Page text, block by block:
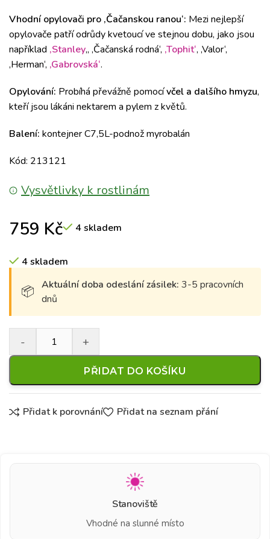
Vhodní opylovači pro ‚Čačanskou ranou‘: Mezi nejlepší
opylovače patří odrůdy kvetoucí ve stejnou dobu, jako jsou
například ‚Stanley‚, ‚Čačanská rodná‘, ‚Tophit‘, ‚Valor‘,
‚Herman‘, ‚Gabrovská‘.
Opylování: Probíhá převážně pomocívčel a dalšího hmyzu,
kteří jsou lákáni nektarem a pylem z květů.
Balení: kontejner C7,5L-podnož myrobalán
Kód: 213121
Vysvětlivky k rostlinám
759 Kč 4 skladem
4 skladem
Aktuální doba odeslání zásilek: 3-5 pracovních
dnů
PŘIDAT DO KOŠÍKU
Přidat k porovnání Přidat na seznam přání
Stanoviště
Vhodné na slunné místo